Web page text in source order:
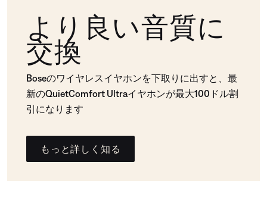
より良い音質に
交換
Boseのワイヤレスイヤホンを下取りに出すと、最
新のQuietComfort Ultraイヤホンが最大100ドル割
引になります
もっと詳しく知る